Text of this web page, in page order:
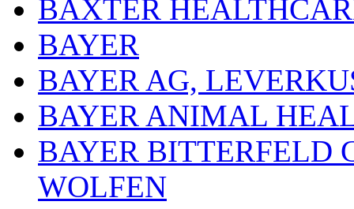
BAXTER
BAYER
BAYER AG,
BAYER ANIMAL
BAYER BITTERFELD
WOLFEN